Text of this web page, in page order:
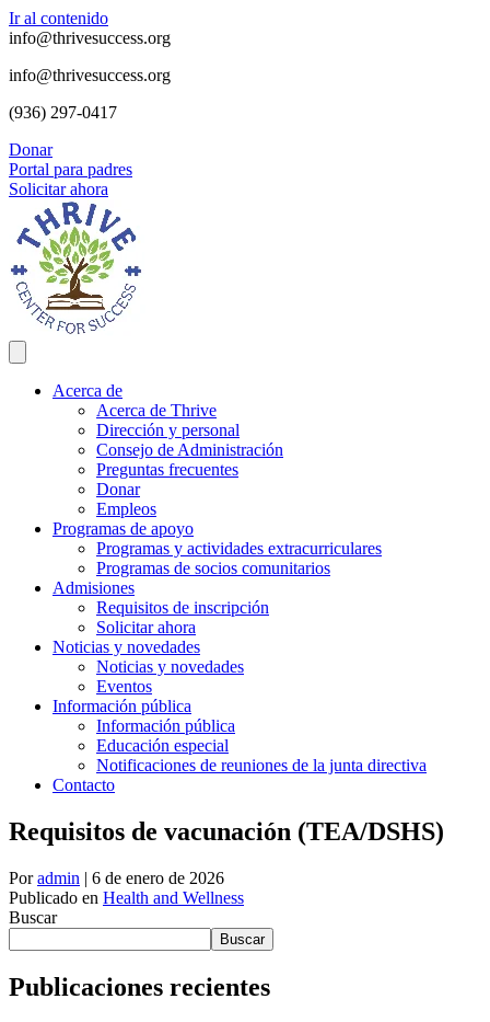
Ir al contenido
info@thrivesuccess.org
info@thrivesuccess.org
(936) 297-0417
Donar
Portal para padres
Solicitar ahora
Acerca de
Acerca de Thrive
Dirección y personal
Consejo de Administración
Preguntas frecuentes
Donar
Empleos
Programas de apoyo
Programas y actividades extracurriculares
Programas de socios comunitarios
Admisiones
Requisitos de inscripción
Solicitar ahora
Noticias y novedades
Noticias y novedades
Eventos
Información pública
Información pública
Educación especial
Notificaciones de reuniones de la junta directiva
Contacto
Requisitos de vacunación (TEA/DSHS)
Poradmin | 6 de enero de 2026
Publicado en Health and Wellness
Buscar
Buscar
Publicaciones recientes